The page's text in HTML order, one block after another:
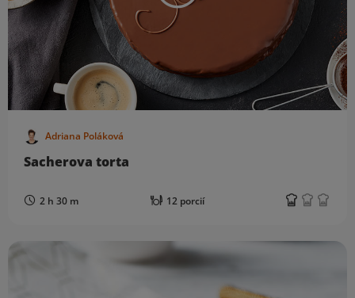
Adriana Poláková
Sacherova torta
2 h 30 m 12 porcií